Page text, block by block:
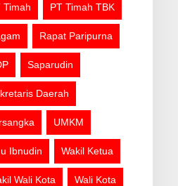
Timah PT Timah TBK
Rapat Paripurna
Saparudin
Daerah
UMKM
Ibnudin Wakil Ketua
Wali Kota Wali Kota